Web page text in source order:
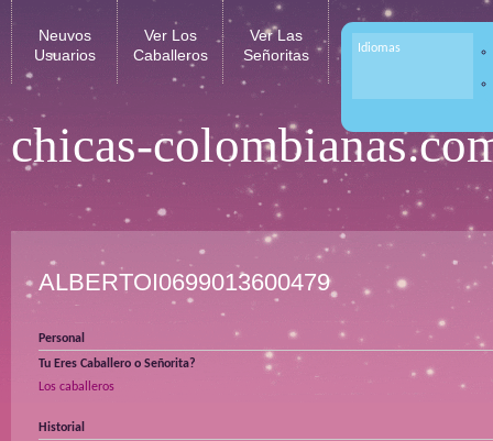
chicas-
Neuvos
Usuarios
Ver Los
Caballeros
Ver Las
Señoritas
Idiomas
ALBERTOI0699013600479
Personal
Tu Eres Caballero o Señorita?
Los caballeros
Historial